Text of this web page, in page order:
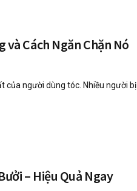
và Cách Ngăn Chặn Nó
của người dùng tóc. Nhiều người bị
– Hiệu Quả Ngay